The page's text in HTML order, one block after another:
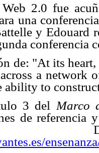
2.0 fue
una
y Edouard
conferencia
de: "At its
a network
ability to
3 del Marco
de referencia